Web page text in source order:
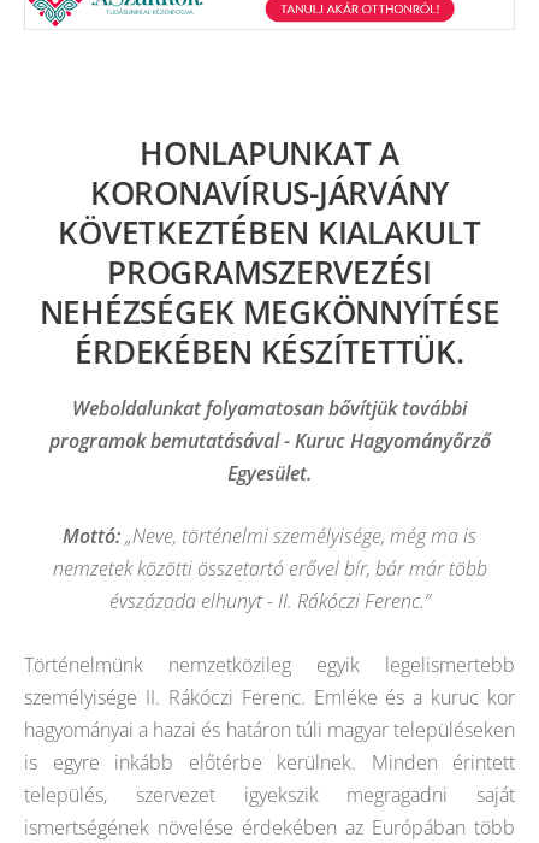
HONLAPUNKAT A
KORONAVÍRUS-JÁRVÁNY
KÖVETKEZTÉBEN KIALAKULT
PROGRAMSZERVEZÉSI
NEHÉZSÉGEK MEGKÖNNYÍTÉSE
ÉRDEKÉBEN KÉSZÍTETTÜK.
Weboldalunkat folyamatosan bővítjük további
programok bemutatásával - Kuruc Hagyományőrző
Egyesület.
Mottó:„Neve, történelmi személyisége, még ma is
nemzetek közötti összetartó erővel bír, bár már több
évszázada elhunyt - II. Rákóczi Ferenc.”
Történelmünk nemzetközileg egyik legelismertebb
személyisége II. Rákóczi Ferenc. Emléke és a kuruc kor
hagyományai a hazai és határon túli magyar településeken
is egyre inkább előtérbe kerülnek. Minden érintett
település, szervezet igyekszik megragadni saját
ismertségének növelése érdekében az Európában több